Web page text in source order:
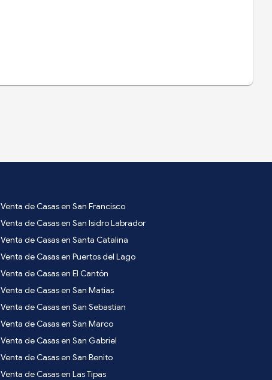
Venta de Casas en San Francisco
Venta de Casas en San Isidro Labrador
Venta de Casas en Santa Catalina
Venta de Casas en Puertos del Lago
Venta de Casas en El Cantón
Venta de Casas en San Matias
Venta de Casas en San Sebastian
Venta de Casas en San Marco
Venta de Casas en San Gabriel
Venta de Casas en San Benito
Venta de Casas en Las Tipas